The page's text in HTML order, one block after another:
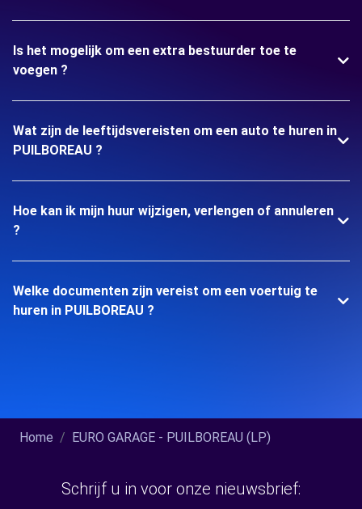
Is het mogelijk om een extra bestuurder toe te
voegen ?
Wat zijn de leeftijdsvereisten om een auto te huren in
PUILBOREAU ?
Hoe kan ik mijn huur wijzigen, verlengen of annuleren
?
Welke documenten zijn vereist om een voertuig te
huren in PUILBOREAU ?
Home EURO GARAGE - PUILBOREAU (LP)
Schrijf u in voor onze nieuwsbrief: